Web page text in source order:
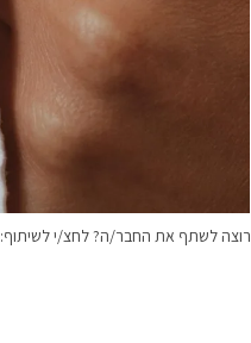
רוצה לשתף את החבר/ה? לחצ/י לשיתוף: